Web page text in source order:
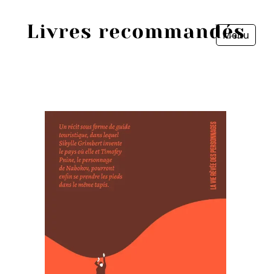
Menu
Sources
Personnes
Livres les plus recommandés
Prix littéraires
Fermer